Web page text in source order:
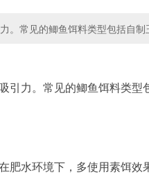
。常见的鲫鱼饵料类型包括自
引力。常见的鲫鱼饵料类
肥水环境下，多使用素饵效